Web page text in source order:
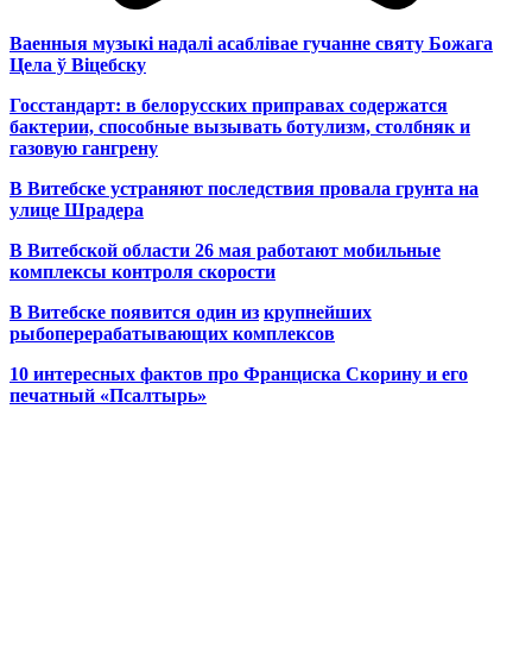
Ваенныя музыкі надалі асаблівае гучанне святу Божага
Цела ў Віцебску
Госстандарт: в белорусских приправах содержатся
бактерии, способные вызывать ботулизм, столбняк и
газовую гангрену
В Витебске устраняют последствия провала грунта на
улице Шрадера
В Витебской области 26 мая работают мобильные
комплексы контроля скорости
В Витебске появится один из крупнейших
рыбоперерабатывающих комплексов
10 интересных фактов про Франциска Скорину и его
печатный «Псалтырь»